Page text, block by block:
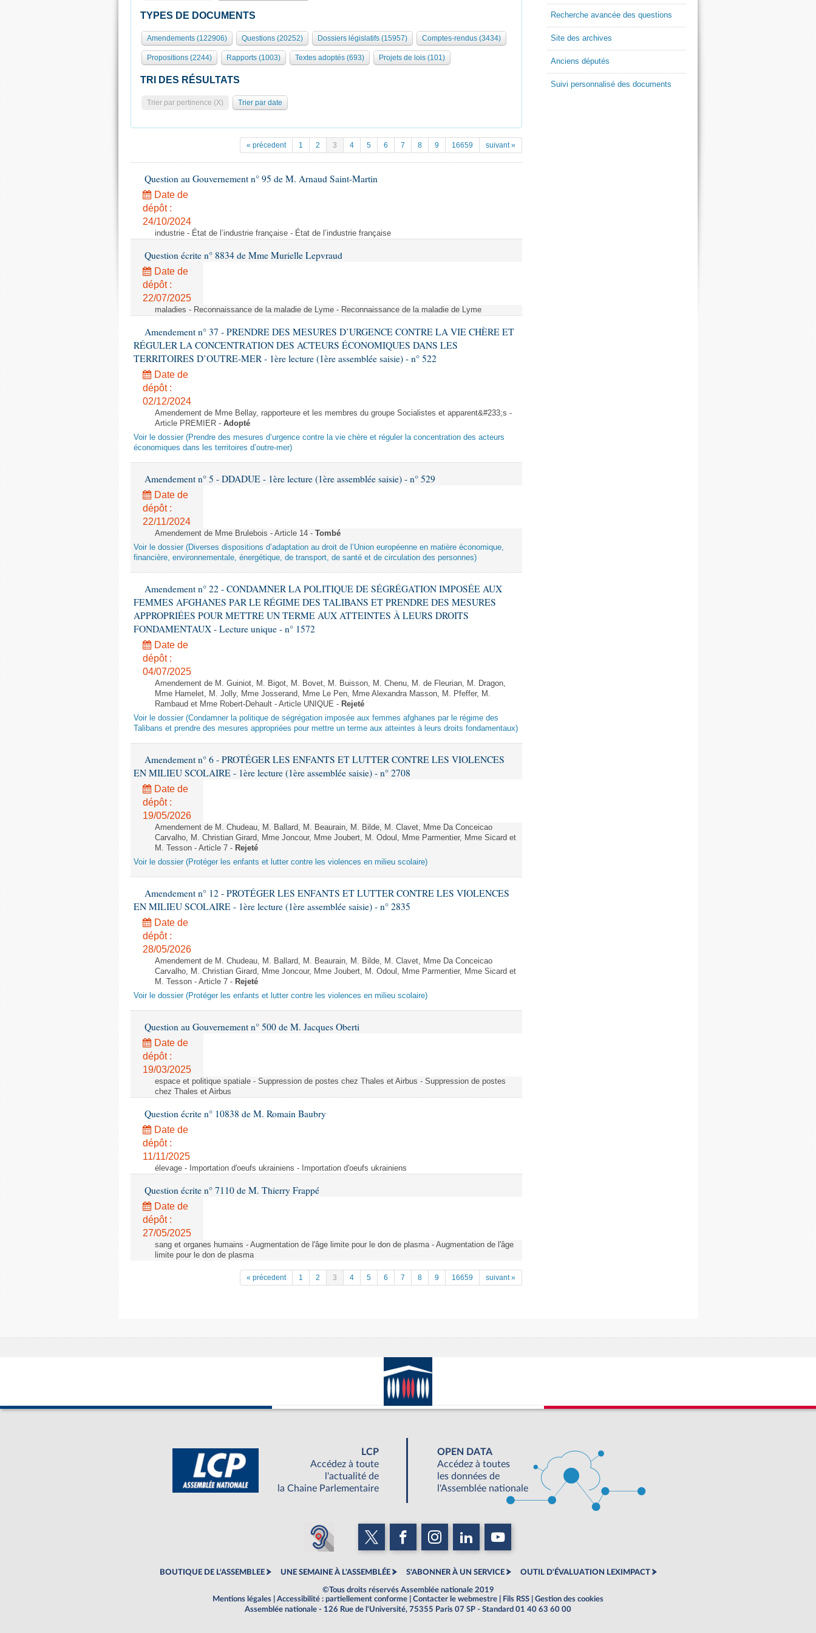
TYPES DE DOCUMENTS
Amendements (122906) Questions (20252) Dossiers législatifs (15957) Comptes-rendus (3434)
Propositions (2244) Rapports (1003) Textes adoptés (693) Projets de lois (101)
TRI DES RÉSULTATS
Trier par pertinence (X) Trier par date
« précedent 1 2 3 4 5 6 7 8 9 16659 suivant »
Question au Gouvernement n° 95 de M. Arnaud Saint-Martin
Date de
dépôt :
24/10/2024
industrie - État de l’industrie française - État de l’industrie française
Question écrite n° 8834 de Mme Murielle Lepvraud
Date de
dépôt :
22/07/2025
maladies - Reconnaissance de la maladie de Lyme - Reconnaissance de la maladie de Lyme
Amendement n° 37 - PRENDRE DES MESURES D’URGENCE CONTRE LA VIE CHÈRE ET
RÉGULER LA CONCENTRATION DES ACTEURS ÉCONOMIQUES DANS LES
TERRITOIRES D’OUTRE-MER - 1ère lecture (1ère assemblée saisie) - n° 522
Date de
dépôt :
02/12/2024
Amendement de Mme Bellay, rapporteure et les membres du groupe Socialistes et apparent&#233;s -
Article PREMIER - Adopté
Voir le dossier (Prendre des mesures d’urgence contre la vie chère et réguler la concentration des acteurs
économiques dans les territoires d’outre-mer)
Amendement n° 5 - DDADUE - 1ère lecture (1ère assemblée saisie) - n° 529
Date de
dépôt :
22/11/2024
Amendement de Mme Brulebois - Article 14 - Tombé
Voir le dossier (Diverses dispositions d’adaptation au droit de l’Union européenne en matière économique,
financière, environnementale, énergétique, de transport, de santé et de circulation des personnes)
Amendement n° 22 - CONDAMNER LA POLITIQUE DE SÉGRÉGATION IMPOSÉE AUX
FEMMES AFGHANES PAR LE RÉGIME DES TALIBANS ET PRENDRE DES MESURES
APPROPRIÉES POUR METTRE UN TERME AUX ATTEINTES À LEURS DROITS
FONDAMENTAUX - Lecture unique - n° 1572
Date de
dépôt :
04/07/2025
Amendement de M. Guiniot, M. Bigot, M. Bovet, M. Buisson, M. Chenu, M. de Fleurian, M. Dragon,
Mme Hamelet, M. Jolly, Mme Josserand, Mme Le Pen, Mme Alexandra Masson, M. Pfeffer, M.
Rambaud et Mme Robert-Dehault - Article UNIQUE - Rejeté
Voir le dossier (Condamner la politique de ségrégation imposée aux femmes afghanes par le régime des
Talibans et prendre des mesures appropriées pour mettre un terme aux atteintes à leurs droits fondamentaux)
Amendement n° 6 - PROTÉGER LES ENFANTS ET LUTTER CONTRE LES VIOLENCES
EN MILIEU SCOLAIRE - 1ère lecture (1ère assemblée saisie) - n° 2708
Date de
dépôt :
19/05/2026
Amendement de M. Chudeau, M. Ballard, M. Beaurain, M. Bilde, M. Clavet, Mme Da Conceicao
Carvalho, M. Christian Girard, Mme Joncour, Mme Joubert, M. Odoul, Mme Parmentier, Mme Sicard et
M. Tesson - Article 7 - Rejeté
Voir le dossier (Protéger les enfants et lutter contre les violences en milieu scolaire)
Amendement n° 12 - PROTÉGER LES ENFANTS ET LUTTER CONTRE LES VIOLENCES
EN MILIEU SCOLAIRE - 1ère lecture (1ère assemblée saisie) - n° 2835
Date de
dépôt :
28/05/2026
Amendement de M. Chudeau, M. Ballard, M. Beaurain, M. Bilde, M. Clavet, Mme Da Conceicao
Carvalho, M. Christian Girard, Mme Joncour, Mme Joubert, M. Odoul, Mme Parmentier, Mme Sicard et
M. Tesson - Article 7 - Rejeté
Voir le dossier (Protéger les enfants et lutter contre les violences en milieu scolaire)
Question au Gouvernement n° 500 de M. Jacques Oberti
Date de
dépôt :
19/03/2025
espace et politique spatiale - Suppression de postes chez Thales et Airbus - Suppression de postes
chez Thales et Airbus
Question écrite n° 10838 de M. Romain Baubry
Date de
dépôt :
11/11/2025
élevage - Importation d'oeufs ukrainiens - Importation d'oeufs ukrainiens
Question écrite n° 7110 de M. Thierry Frappé
Date de
dépôt :
27/05/2025
sang et organes humains - Augmentation de l'âge limite pour le don de plasma - Augmentation de l'âge
limite pour le don de plasma
« précedent 1 2 3 4 5 6 7 8 9 16659 suivant »
Recherche avancée des questions
Site des archives
Anciens députés
Suivi personnalisé des documents
LCP
Accédez à toute
l'actualité de
la Chaine Parlementaire
OPEN DATA
Accédez à toutes
les données de
l'Assemblée nationale
BOUTIQUE DE L'ASSEMBLEE UNE SEMAINE À L'ASSEMBLÉE S'ABONNER À UN SERVICE OUTIL D'ÉVALUATION LEXIMPACT
©Tous droits réservés Assemblée nationale 2019
Mentions légales
Accessibilité : partiellement conforme Contacter le webmestre Fils RSS
Gestion des cookies
Assemblée nationale - 126 Rue de l'Université, 75355 Paris 07 SP - Standard 01 40 63 60 00